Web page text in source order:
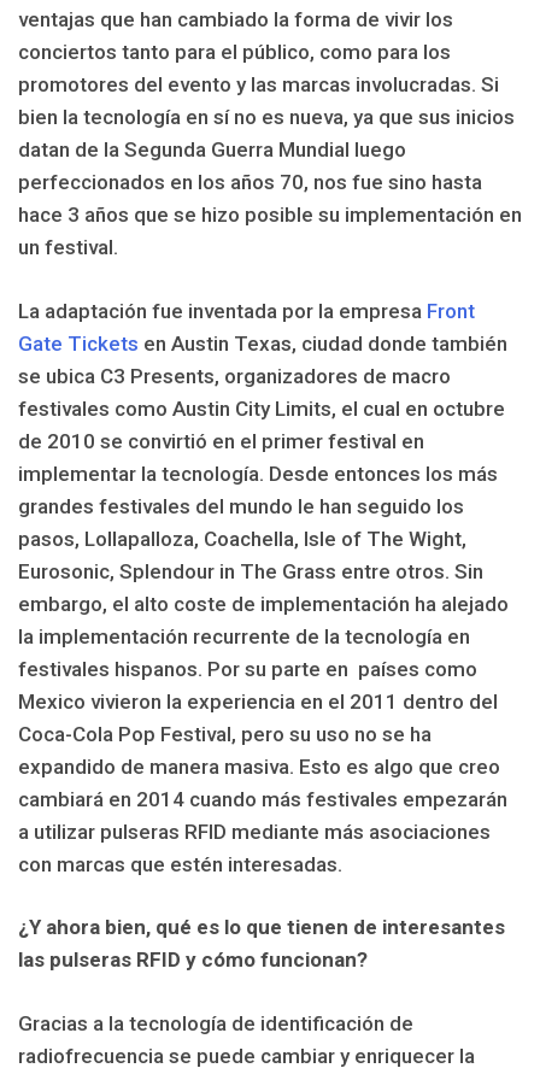
ventajas que han cambiado la forma de vivir los
conciertos tanto para el público, como para los
promotores del evento y las marcas involucradas. Si
bien la tecnología en sí no es nueva, ya que sus inicios
datan de la Segunda Guerra Mundial luego
perfeccionados en los años 70, nos fue sino hasta
hace 3 años que se hizo posible su implementación en
un festival.
La adaptación fue inventada por la empresa Front
Gate Tickets en Austin Texas, ciudad donde también
se ubica C3 Presents, organizadores de macro
festivales como Austin City Limits, el cual en octubre
de 2010 se convirtió en el primer festival en
implementar la tecnología. Desde entonces los más
grandes festivales del mundo le han seguido los
pasos, Lollapalloza, Coachella, Isle of The Wight,
Eurosonic, Splendour in The Grass entre otros. Sin
embargo, el alto coste de implementación ha alejado
la implementación recurrente de la tecnología en
festivales hispanos. Por su parte en países como
Mexico vivieron la experiencia en el 2011 dentro del
Coca-Cola Pop Festival, pero su uso no se ha
expandido de manera masiva. Esto es algo que creo
cambiará en 2014 cuando más festivales empezarán
a utilizar pulseras RFID mediante más asociaciones
con marcas que estén interesadas.
¿Y ahora bien, qué es lo que tienen de interesantes
las pulseras RFID y cómo funcionan?
Gracias a la tecnología de identificación de
radiofrecuencia se puede cambiar y enriquecer la